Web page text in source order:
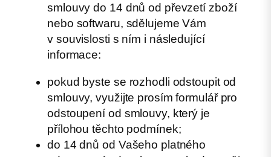
smlouvy do 14 dnů od převzetí zboží
nebo softwaru, sdělujeme Vám
v souvislosti s ním i následující
informace:
pokud byste se rozhodli odstoupit od
smlouvy, využijte prosím formulář pro
odstoupení od smlouvy, který je
přílohou těchto podmínek;
do 14 dnů od Vašeho platného